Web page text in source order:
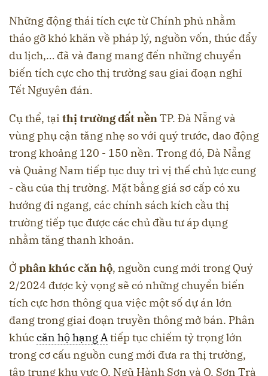
Những động thái tích cực từ Chính phủ nhằm
tháo gỡ khó khăn về pháp lý, nguồn vốn, thúc đẩy
du lịch,… đã và đang mang đến những chuyển
biến tích cực cho thị trường sau giai đoạn nghỉ
Tết Nguyên đán.
Cụ thể, tại thị trường đất nềnTP. Đà Nẵng và
vùng phụ cận tăng nhẹ so với quý trước, dao động
trong khoảng 120 - 150 nền. Trong đó, Đà Nẵng
và Quảng Nam tiếp tục duy trì vị thế chủ lực cung
- cầu của thị trường. Mặt bằng giá sơ cấp có xu
hướng đi ngang, các chính sách kích cầu thị
trường tiếp tục được các chủ đầu tư áp dụng
nhằm tăng thanh khoản.
Ở phân khúc căn hộ, nguồn cung mới trong Quý
2/2024 được kỳ vọng sẽ có những chuyển biến
tích cực hơn thông qua việc một số dự án lớn
đang trong giai đoạn truyền thông mở bán. Phân
khúccăn hộ hạng Atiếp tục chiếm tỷ trọng lớn
trong cơ cấu nguồn cung mới đưa ra thị trường,
tập trung khu vực Q. Ngũ Hành Sơn và Q. Sơn Trà